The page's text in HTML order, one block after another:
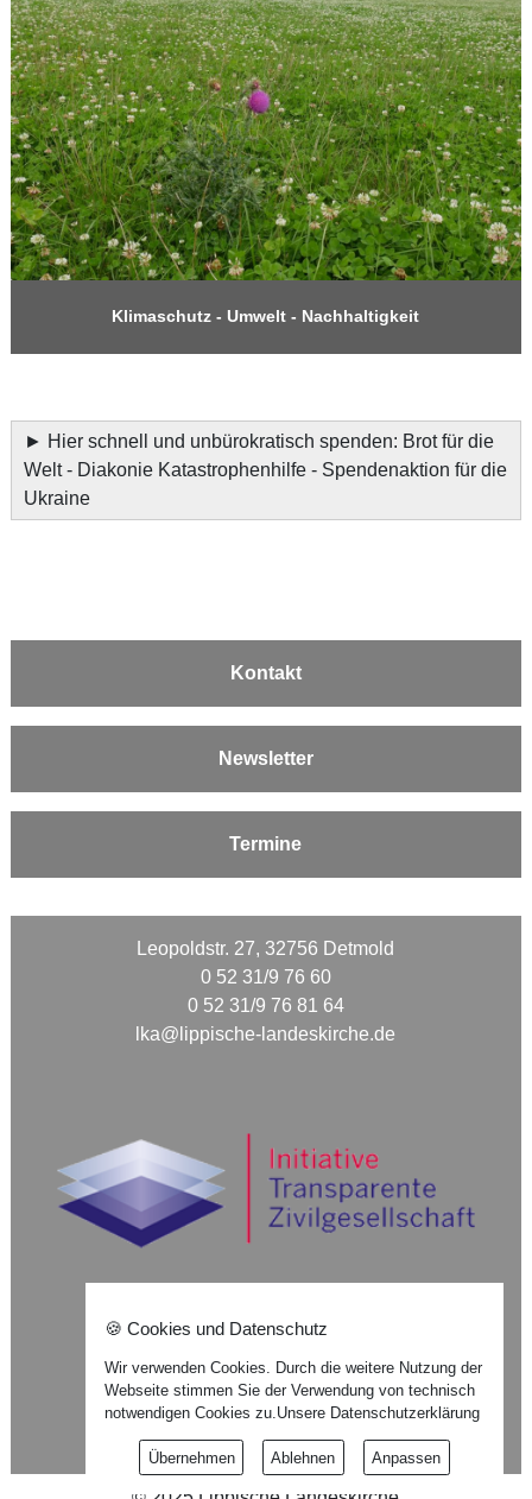
Klimaschutz - Umwelt - Nachhaltigkeit
► Hier schnell und unbürokratisch spenden: Brot für die
Welt - Diakonie Katastrophenhilfe - Spendenaktion für die
Ukraine
Kontakt
Newsletter
Termine
Leopoldstr. 27, 32756 Detmold
0 52 31/9 76 60
0 52 31/9 76 81 64
lka@lippische-landeskirche.de
Impressum
Datenschutzerklärung
🍪 Cookies und Datenschutz
Wir verwenden Cookies. Durch die weitere Nutzung der
Webseite stimmen Sie der Verwendung von technisch
notwendigen Cookies zu.Unsere Datenschutzerklärung
Übernehmen Ablehnen Anpassen